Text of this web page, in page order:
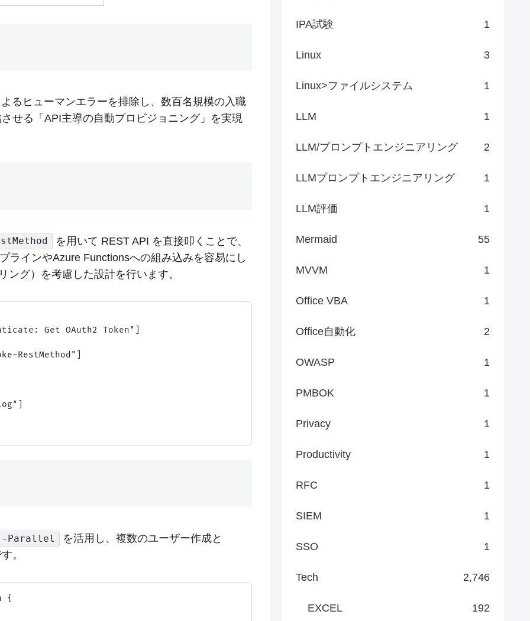
るヒューマンエラーを排除し、数百名規模の入職
せる「API主導の自動プロビジョニング」を実現
を用いて REST API を直接叩くことで、
ラインやAzure Functionsへの組み込みを容易にし
グ）を考慮した設計を行います。
Get OAuth2 Token"]
RestMethod"]
-Parallel
を活用し、複数のユーザー作成と
。
{
IPA試験 1
Linux 3
Linux>ファイルシステム 1
LLM 1
LLM/プロンプトエンジニアリング 2
LLMプロンプトエンジニアリング 1
LLM評価 1
Mermaid 55
MVVM 1
Office VBA 1
Office自動化 2
OWASP 1
PMBOK 1
Privacy 1
Productivity 1
RFC 1
SIEM 1
SSO 1
Tech 2,746
EXCEL 192